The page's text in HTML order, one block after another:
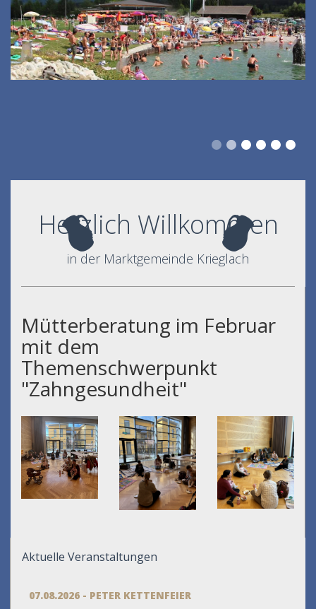
Herzlich Willkommen
in der Marktgemeinde Krieglach
Mütterberatung im Februar
mit dem
Themenschwerpunkt
"Zahngesundheit"
Aktuelle Veranstaltungen
07.08.2026 - PETER KETTENFEIER